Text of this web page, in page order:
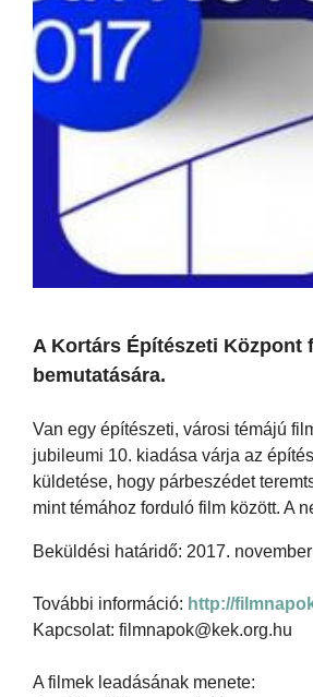
A Kortárs Építészeti Központ
bemutatására.
Van egy építészeti, városi témájú
jubileumi 10. kiadása várja az
küldetése, hogy párbeszédet
mint témához forduló film között. A
Beküldési határidő: 2017.
További információ: http://
Kapcsolat: filmnapok@kek.org.hu
A filmek leadásának menete: